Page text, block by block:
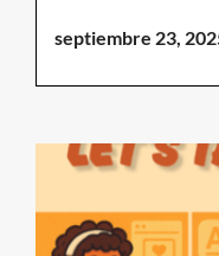
septiembre 23,